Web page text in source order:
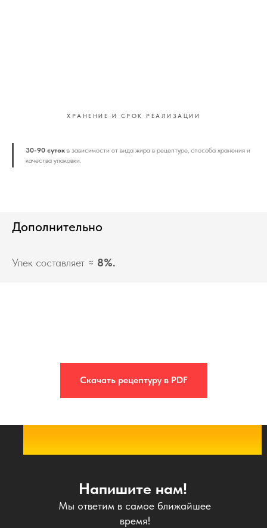
ХРАНЕНИЕ И СРОК РЕАЛИЗАЦИИ
30-90 суток в зависимости от вида жира в рецептуре, способа хранения и
качества упаковки.
Дополнительно
Упек составляет ≈ 8%.
Скачать рецептуру в PDF
Напишите нам!
Мы ответим в самое ближайшее
время!